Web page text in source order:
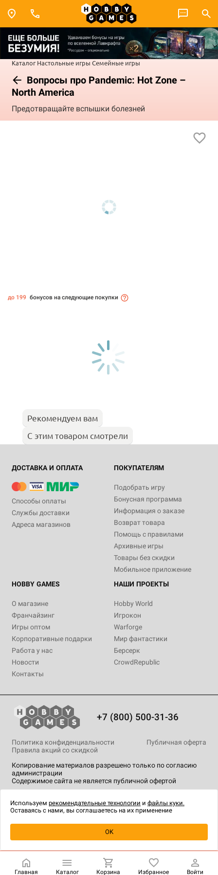
Каталог Настольные игры Семейные игры
Вопросы про Pandemic: Hot Zone –
North America
Предотвращайте вспышки болезней
Уведомить о наличии
до 199 бонусов на следующие покупки
Рекомендуем вам
С этим товаром смотрели
ДОСТАВКА И ОПЛАТА
Способы оплаты
Службы доставки
Адреса магазинов
ПОКУПАТЕЛЯМ
Подобрать игру
Бонусная программа
Информация о заказе
Возврат товара
Помощь с правилами
Архивные игры
Товары без скидки
Мобильное приложение
HOBBY GAMES
О магазине
Франчайзинг
Игры оптом
Корпоративные подарки
Работа у нас
Новости
Контакты
НАШИ ПРОЕКТЫ
Hobby World
Игрокон
Warforge
Мир фантастики
Берсерк
CrowdRepublic
+7 (800) 500-31-36
Копирование материалов разрешено только по согласию
администрации
Содержимое сайта не является публичной офертой
Политика конфиденциальности
Публичная оферта
Правила акций со скидкой
технологии.
Главная Каталог Корзина Избранное Войти
Используем рекомендательные технологии и файлы куки.
Оставаясь с нами, вы соглашаетесь на их применение
OK